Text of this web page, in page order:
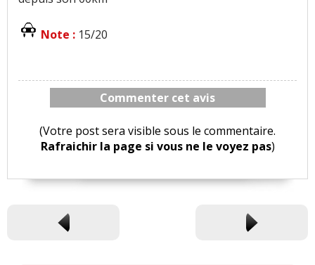
Note : 15/20
Commenter cet avis
(Votre post sera visible sous le commentaire.
Rafraichir la page si vous ne le voyez pas)